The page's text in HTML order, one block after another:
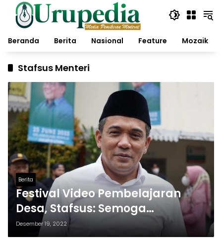
Langsung
konten
Beranda
Berita Nasional Feature Mozaik
Stafsus Menteri
Berita
Festival Video Pembelajaran
Desa, Stafsus: Semoga
Mengangkat Potensi Desa
Desember 19, 2022